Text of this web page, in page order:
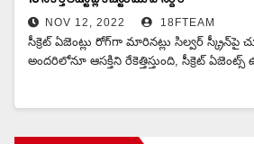
NOV 12, 2022 18FTEAM
సీక్రెట్ ఏజెంట్లు రోగ్‌గా మారిన‌ట్లు సిల్వ‌ర్ స్క్రీన్‌పై
అందరిలోనూ ఆసక్తిని రేకెత్తిస్తుంది, సీక్రెట్